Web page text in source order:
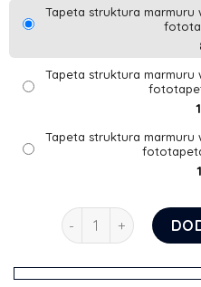
Tapeta struktura marmuru
Tapeta struktura marmuru
Tapeta struktura marmuru
ilość Tapeta